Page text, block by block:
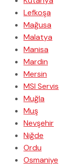
Lefkoşa
Mağusa
Malatya
Manisa
Mardin
Mersin
MSI Servis
Muğla
Muş
Nevşehir
Niğde
Ordu
Osmaniye